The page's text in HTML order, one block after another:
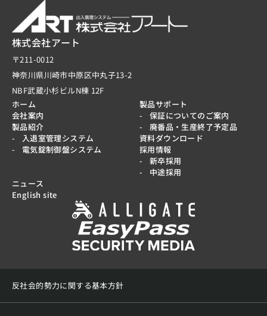
株式会社アート
〒211-0012
神奈川県川崎市中原区中丸子13-2
NBF武蔵小杉ビルN棟 12F
ホーム
会社案内
製品紹介
入退室管理システム
電気錠制御盤システム
製品サポート
保証についてのご案内
廃番品・生産終了予定品
資料ダウンロード
採用情報
新卒採用
中途採用
ニュース
English site
反社会的勢力に関する基本方針